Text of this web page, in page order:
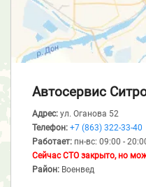
Автосервис
Адрес: ул. Оганова 52
Телефон: +7 (863) 322-33-40
Работает: пн-вс: 09:00 -
Сейчас СТО закрыто, но
Район: Военвед